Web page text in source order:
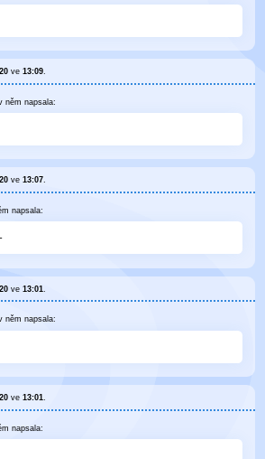
ve13:09.
něm napsala:
ve13:07.
napsala:
ve13:01
něm napsala:
ve13:01
napsala: